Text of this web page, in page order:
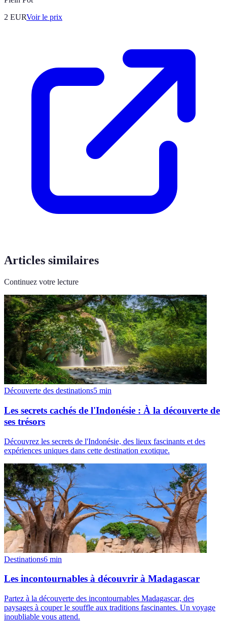
2 EURVoir le prix
Articles similaires
Continuez votre lecture
Découverte des destinations5 min
Les secrets cachés de l'Indonésie : À la découverte de
ses trésors
Découvrez les secrets de l'Indonésie, des lieux fascinants et des
expériences uniques dans cette destination exotique.
Destinations6 min
Les incontournables à découvrir à Madagascar
Partez à la découverte des incontournables Madagascar, des
paysages à couper le souffle aux traditions fascinantes. Un voyage
inoubliable vous attend.